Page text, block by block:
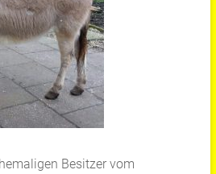
Besitzer vom